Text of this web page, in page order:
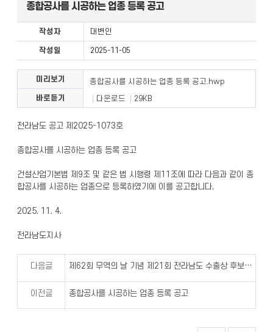
종합공사를 시공하는 업종 등록 공고
작성자 대변인
작성일 2025-11-05
종합공사를 시공하는 업종 등록 공고.hwp
다운로드
29KB
미리보기
바로듣기
전라남도 공고 제2025-1073호
종합공사를 시공하는 업종 등록 공고
건설산업기본법 제9조 및 같은 법 시행령 제11조에 따라 다음과 같이 종
합공사를 시공하는 업종으로 등록하였기에 이를 공고합니다.
2025. 11. 4.
전라남도지사
다음글 제62회 무역의 날 기념 제21회 전라남도 수출상 후보자 모집 공고
이전글 종합공사를 시공하는 업종 등록 공고